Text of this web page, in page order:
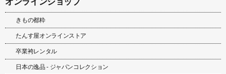
きもの都粋
たんす屋オンラインストア
卒業袴レンタル
日本の逸品 - ジャパンコレクション